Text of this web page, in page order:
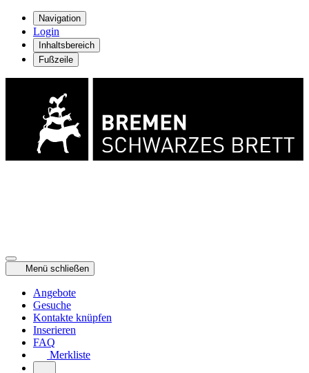
Navigation
Login
Inhaltsbereich
Fußzeile
Menü schließen
Angebote
Gesuche
Kontakte knüpfen
Inserieren
FAQ
Merkliste